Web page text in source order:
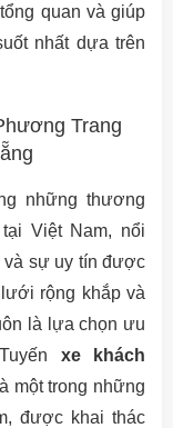
quan và giúp
nhất dựa trên
Trang
những thương
Việt Nam, nổi
sự uy tín được
rộng khắp và
là lựa chọn ưu
xe khách
một trong những
được khai thác